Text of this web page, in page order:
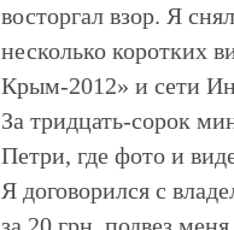
восторгал взор. Я
несколько коротких
Крым-2012» и сети
За тридцать-сорок
Петри, где фото и
Я договорился с